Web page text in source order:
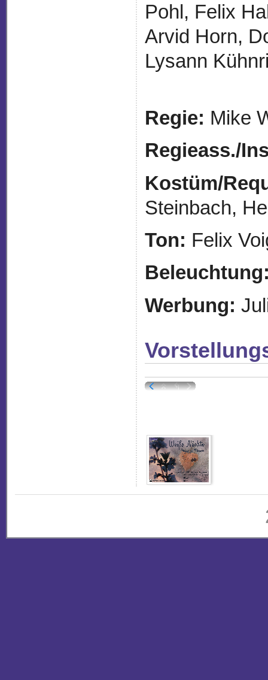
Pohl, Felix
Arvid Horn,
Lysann
Regie: Mike
Regieass./
Kostüm/
Steinbach,
Ton: Felix
Werbung: